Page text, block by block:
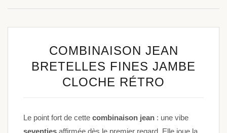
COMBINAISON JEAN
BRETELLES FINES JAMBE
CLOCHE RÉTRO
Le point fort de cette combinaison jean : une vibe
seventies affirmée dès le premier regard. Elle joue la